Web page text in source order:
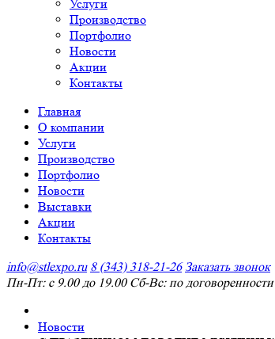
Услуги
Производство
Портфолио
Новости
Акции
Контакты
Главная
О компании
Услуги
Производство
Портфолио
Новости
Выставки
Акции
Контакты
info@stlexpo.ru 8 (343) 318-21-26 Заказать звонок
Пн-Пт: с 9.00 до 19.00 Сб-Вс: по договоренности
Новости